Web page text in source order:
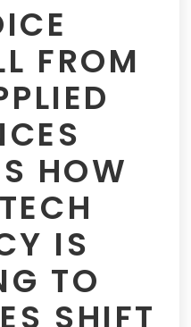
FROM
HOW
IS
TO
SHIFT